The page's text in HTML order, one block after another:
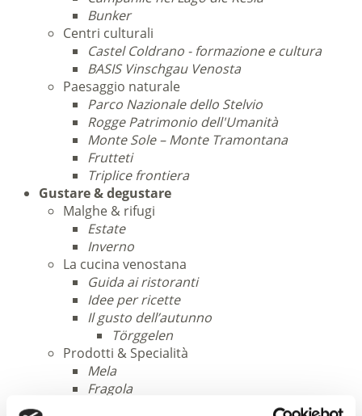
Bunker
Centri culturali
Castel Coldrano - formazione e cultura
BASIS Vinschgau Venosta
Paesaggio naturale
Parco Nazionale dello Stelvio
Rogge Patrimonio dell'Umanità
Monte Sole – Monte Tramontana
Frutteti
Triplice frontiera
Gustare & degustare
Malghe & rifugi
Estate
Inverno
La cucina venostana
Guida ai ristoranti
Idee per ricette
Il gusto dell’autunno
Törggelen
Prodotti & Specialità
Mela
Fragola
Paarlbrot - pagnotta venostana